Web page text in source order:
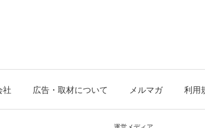
社 広告・取材について メルマガ 利用